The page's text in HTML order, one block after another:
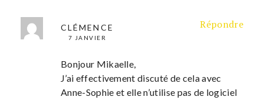
CLÉMENCE
7 JANVIER
Répondre
Bonjour Mikaelle,
J’ai effectivement discuté de cela avec
Anne-Sophie et elle n’utilise pas de logiciel